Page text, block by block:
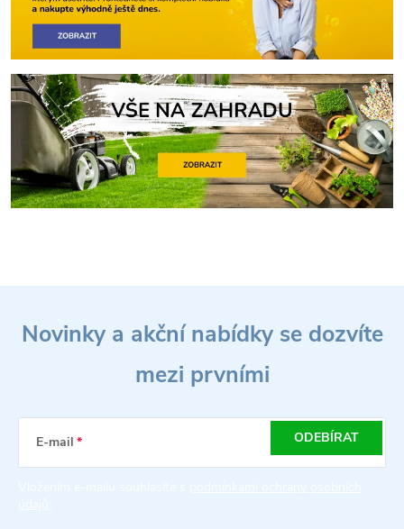
Novinky a akční nabídky se dozvíte
mezi prvními
E-mail ODEBÍRAT